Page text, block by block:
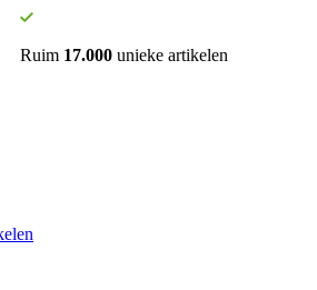
Ruim 17.000 unieke artikelen